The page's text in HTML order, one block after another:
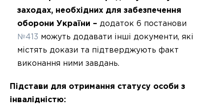
заходах, необхідних для забезпечення
оборони України – додаток 6 постанови
№413 можуть додавати інші документи, які
містять докази та підтверджують факт
виконання ними завдань.
Підстави для отримання статусу особи з
інвалідністю: